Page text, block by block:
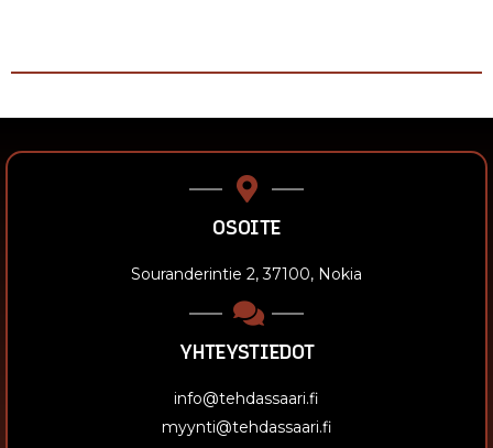
OSOITE
Souranderintie 2, 37100, Nokia
YHTEYSTIEDOT
info@tehdassaari.fi
myynti@tehdassaari.fi